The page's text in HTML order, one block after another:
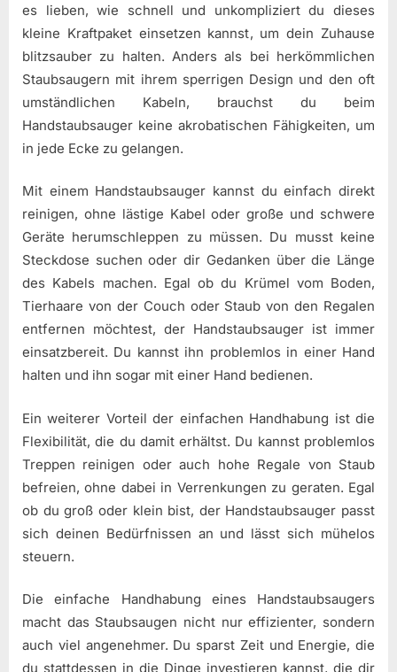
es lieben, wie schnell und unkompliziert du dieses
kleine Kraftpaket einsetzen kannst, um dein Zuhause
blitzsauber zu halten. Anders als bei herkömmlichen
Staubsaugern mit ihrem sperrigen Design und den oft
umständlichen Kabeln, brauchst du beim
Handstaubsauger keine akrobatischen Fähigkeiten, um
in jede Ecke zu gelangen.
Mit einem Handstaubsauger kannst du einfach direkt
reinigen, ohne lästige Kabel oder große und schwere
Geräte herumschleppen zu müssen. Du musst keine
Steckdose suchen oder dir Gedanken über die Länge
des Kabels machen. Egal ob du Krümel vom Boden,
Tierhaare von der Couch oder Staub von den Regalen
entfernen möchtest, der Handstaubsauger ist immer
einsatzbereit. Du kannst ihn problemlos in einer Hand
halten und ihn sogar mit einer Hand bedienen.
Ein weiterer Vorteil der einfachen Handhabung ist die
Flexibilität, die du damit erhältst. Du kannst problemlos
Treppen reinigen oder auch hohe Regale von Staub
befreien, ohne dabei in Verrenkungen zu geraten. Egal
ob du groß oder klein bist, der Handstaubsauger passt
sich deinen Bedürfnissen an und lässt sich mühelos
steuern.
Die einfache Handhabung eines Handstaubsaugers
macht das Staubsaugen nicht nur effizienter, sondern
auch viel angenehmer. Du sparst Zeit und Energie, die
du stattdessen in die Dinge investieren kannst, die dir